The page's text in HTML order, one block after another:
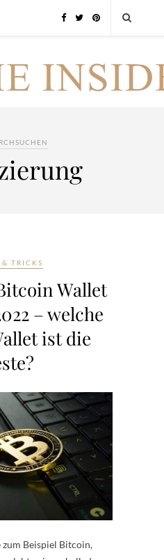
& TRICKS
Wallet
– welche
ist die
Beispiel Bitcoin,